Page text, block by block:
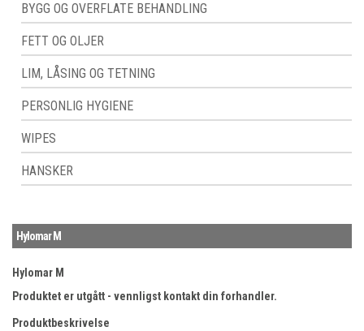
BYGG OG OVERFLATE BEHANDLING
FETT OG OLJER
LIM, LÅSING OG TETNING
PERSONLIG HYGIENE
WIPES
HANSKER
Hylomar M
Hylomar M
Produktet er utgått - vennligst kontakt din forhandler.
Produktbeskrivelse